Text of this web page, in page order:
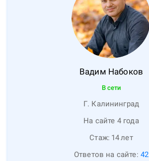
Вадим Набоков
В сети
Г. Калининград
На сайте 4 года
Стаж: 14лет
Ответов на сайте: 42